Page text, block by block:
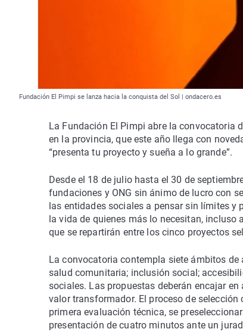
Fundación El Pimpi se lanza hacia la conquista del Sol | ondacero.es
La Fundación El Pimpi abre la convocatoria
en la provincia, que este año llega con
“presenta tu proyecto y sueña a lo grande”.
Desde el 18 de julio hasta el 30 de
fundaciones y ONG sin ánimo de lucro con
las entidades sociales a pensar sin límites
la vida de quienes más lo necesitan,
que se repartirán entre los cinco proyectos
La convocatoria contempla siete ámbitos
salud comunitaria; inclusión social;
sociales. Las propuestas deberán encajar
valor transformador. El proceso de
primera evaluación técnica, se
presentación de cuatro minutos ante un